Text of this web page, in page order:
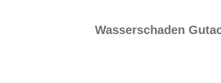
Wasserschaden